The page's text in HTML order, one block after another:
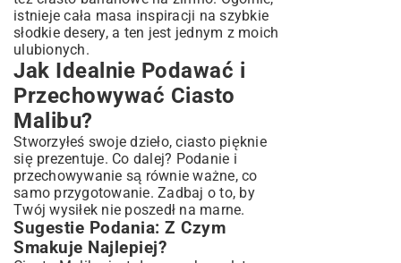
istnieje cała masa inspiracji naszybkie
słodkie desery, a ten jest jednym z moich
ulubionych.
Jak Idealnie Podawać i
Przechowywać Ciasto
Malibu?
Stworzyłeś swoje dzieło, ciasto pięknie
się prezentuje. Co dalej? Podanie i
przechowywanie są równie ważne, co
samo przygotowanie. Zadbaj o to, by
Twój wysiłek nie poszedł na marne.
Sugestie Podania: Z Czym
Smakuje Najlepiej?